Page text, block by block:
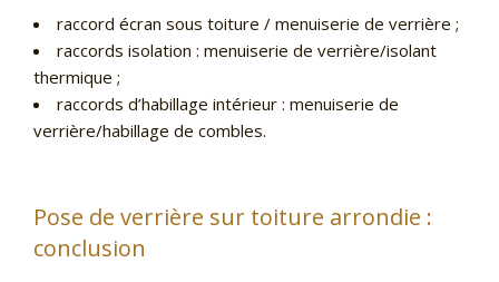
raccord écran sous toiture / menuiserie de verrière ;
raccords isolation : menuiserie de verrière/isolant
thermique ;
raccords d’habillage intérieur : menuiserie de
verrière/habillage de combles.
Pose de verrière sur toiture arrondie :
conclusion